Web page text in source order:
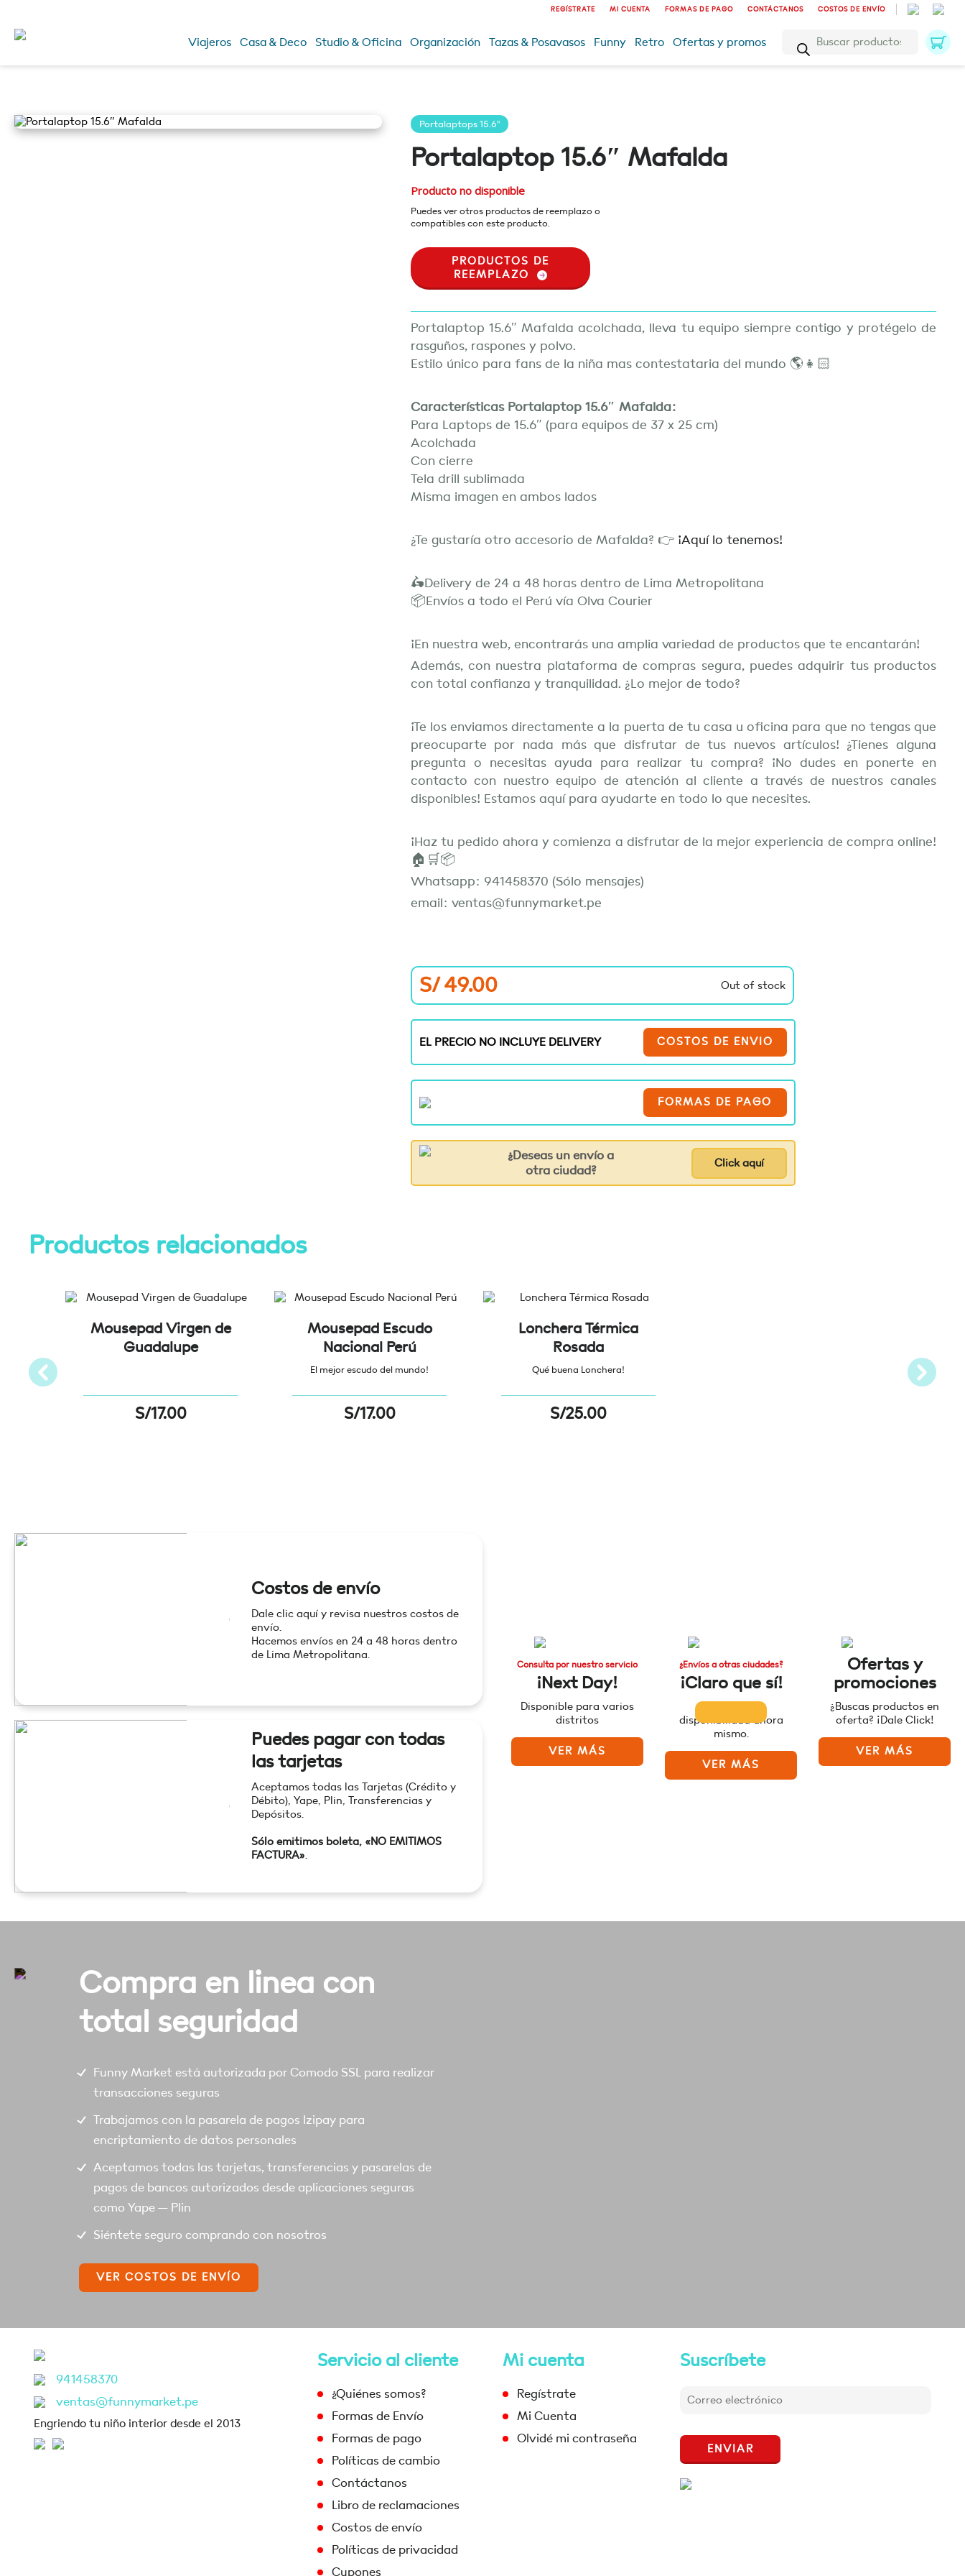
REGÍSTRATE MI CUENTA FORMAS DE PAGO CONTÁCTANOS COSTOS DE ENVÍO
Viajeros Casa & Deco Studio & Oficina Organización Tazas & Posavasos Funny Retro Ofertas y promos
Búsqueda
productos
Portalaptops 15.6"
Portalaptop 15.6″ Mafalda
Producto no disponible
Puedes ver otros productos de reemplazo o
compatibles con este producto.
PRODUCTOS DE
REEMPLAZO
Portalaptop 15.6″ Mafalda acolchada, lleva tu equipo siempre contigo y protégelo de
rasguños, raspones y polvo.
Estilo único para fans de la niña mas contestataria del mundo 🌎👧🏻
Características Portalaptop 15.6″ Mafalda:
Para Laptops de 15.6″ (para equipos de 37 x 25 cm)
Acolchada
Con cierre
Tela drill sublimada
Misma imagen en ambos lados
¿Te gustaría otro accesorio de Mafalda? 👉 ¡Aquí lo tenemos!
🛵Delivery de 24 a 48 horas dentro de Lima Metropolitana
📦Envíos a todo el Perú vía Olva Courier
¡En nuestra web, encontrarás una amplia variedad de productos que te encantarán!
Además, con nuestra plataforma de compras segura, puedes adquirir tus productos
con total confianza y tranquilidad. ¿Lo mejor de todo?
¡Te los enviamos directamente a la puerta de tu casa u oficina para que no tengas que
preocuparte por nada más que disfrutar de tus nuevos artículos! ¿Tienes alguna
pregunta o necesitas ayuda para realizar tu compra? ¡No dudes en ponerte en
contacto con nuestro equipo de atención al cliente a través de nuestros canales
disponibles! Estamos aquí para ayudarte en todo lo que necesites.
¡Haz tu pedido ahora y comienza a disfrutar de la mejor experiencia de compra online!
🏠🛒📦
Whatsapp: 941458370 (Sólo mensajes)
email: ventas@funnymarket.pe
S/49.00 Out of stock
EL PRECIO NO INCLUYE DELIVERY COSTOS DE ENVIO
FORMAS DE PAGO
¿Deseas un envío a
otra ciudad?
Click aquí
Productos relacionados
Mousepad Virgen de
Guadalupe
S/17.00
Mousepad Escudo
Nacional Perú
El mejor escudo del mundo!
S/17.00
Lonchera Térmica
Rosada
Qué buena Lonchera!
S/25.00
Costos de envío
Dale clic aquí y revisa nuestros costos de
envío.
Hacemos envíos en 24 a 48 horas dentro
de Lima Metropolitana.
Puedes pagar con todas
las tarjetas
Aceptamos todas las Tarjetas (Crédito y
Débito), Yape, Plin, Transferencias y
Depósitos.
Sólo emitimos boleta, «NO EMITIMOS
FACTURA».
Consulta por nuestro servicio
¡Next Day!
Disponible para varios
distritos
VER MÁS
¿Envíos a otras ciudades?
¡Claro que sí!
disponibilidad ahora
mismo.
VER MÁS
Ofertas y
promociones
¿Buscas productos en
oferta? ¡Dale Click!
VER MÁS
Compra en linea con
total seguridad
Funny Market está autorizada por Comodo SSL para realizar
transacciones seguras
Trabajamos con la pasarela de pagos Izipay para
encriptamiento de datos personales
Aceptamos todas las tarjetas, transferencias y pasarelas de
pagos de bancos autorizados desde aplicaciones seguras
como Yape – Plin
Siéntete seguro comprando con nosotros
VER COSTOS DE ENVÍO
941458370
ventas@funnymarket.pe
Engriendo tu niño interior desde el 2013
Servicio al cliente
¿Quiénes somos?
Formas de Envío
Formas de pago
Políticas de cambio
Contáctanos
Libro de reclamaciones
Costos de envío
Políticas de privacidad
Cupones
Mi cuenta
Regístrate
Mi Cuenta
Olvidé mi contraseña
Suscríbete
ENVIAR